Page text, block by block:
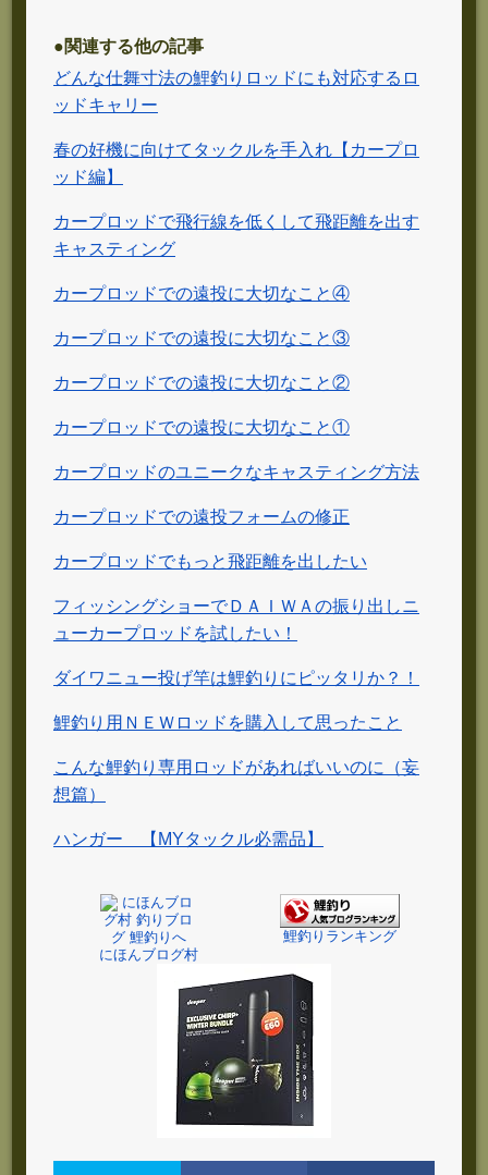
●関連する他の記事
どんな仕舞寸法の鯉釣りロッドにも対応するロ
ッドキャリー
春の好機に向けてタックルを手入れ【カープロ
ッド編】
カープロッドで飛行線を低くして飛距離を出す
キャスティング
カープロッドでの遠投に大切なこと④
カープロッドでの遠投に大切なこと③
カープロッドでの遠投に大切なこと②
カープロッドでの遠投に大切なこと①
カープロッドのユニークなキャスティング方法
カープロッドでの遠投フォームの修正
カープロッドでもっと飛距離を出したい
フィッシングショーでＤＡＩＷＡの振り出しニ
ューカープロッドを試したい！
ダイワニュー投げ竿は鯉釣りにピッタリか？！
鯉釣り用ＮＥＷロッドを購入して思ったこと
こんな鯉釣り専用ロッドがあればいいのに（妄
想篇）
ハンガー 【MYタックル必需品】
にほんブログ村
鯉釣りランキング